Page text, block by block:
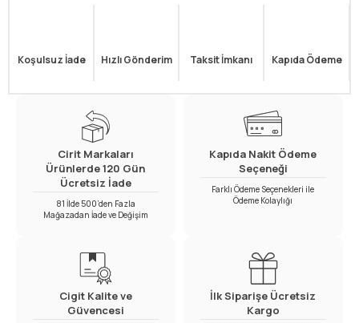
Koşulsuz İade Hızlı Gönderim Taksit İmkanı Kapıda Ödeme
Cirit Markaları
Ürünlerde 120 Gün
Ücretsiz İade
81 İlde 500’den Fazla
Mağazadan İade ve Değişim
Kapıda Nakit Ödeme
Seçeneği
Farklı Ödeme Seçenekleri ile
Ödeme Kolaylığı
Cigit Kalite ve
Güvencesi
İlk Siparişe Ücretsiz
Kargo